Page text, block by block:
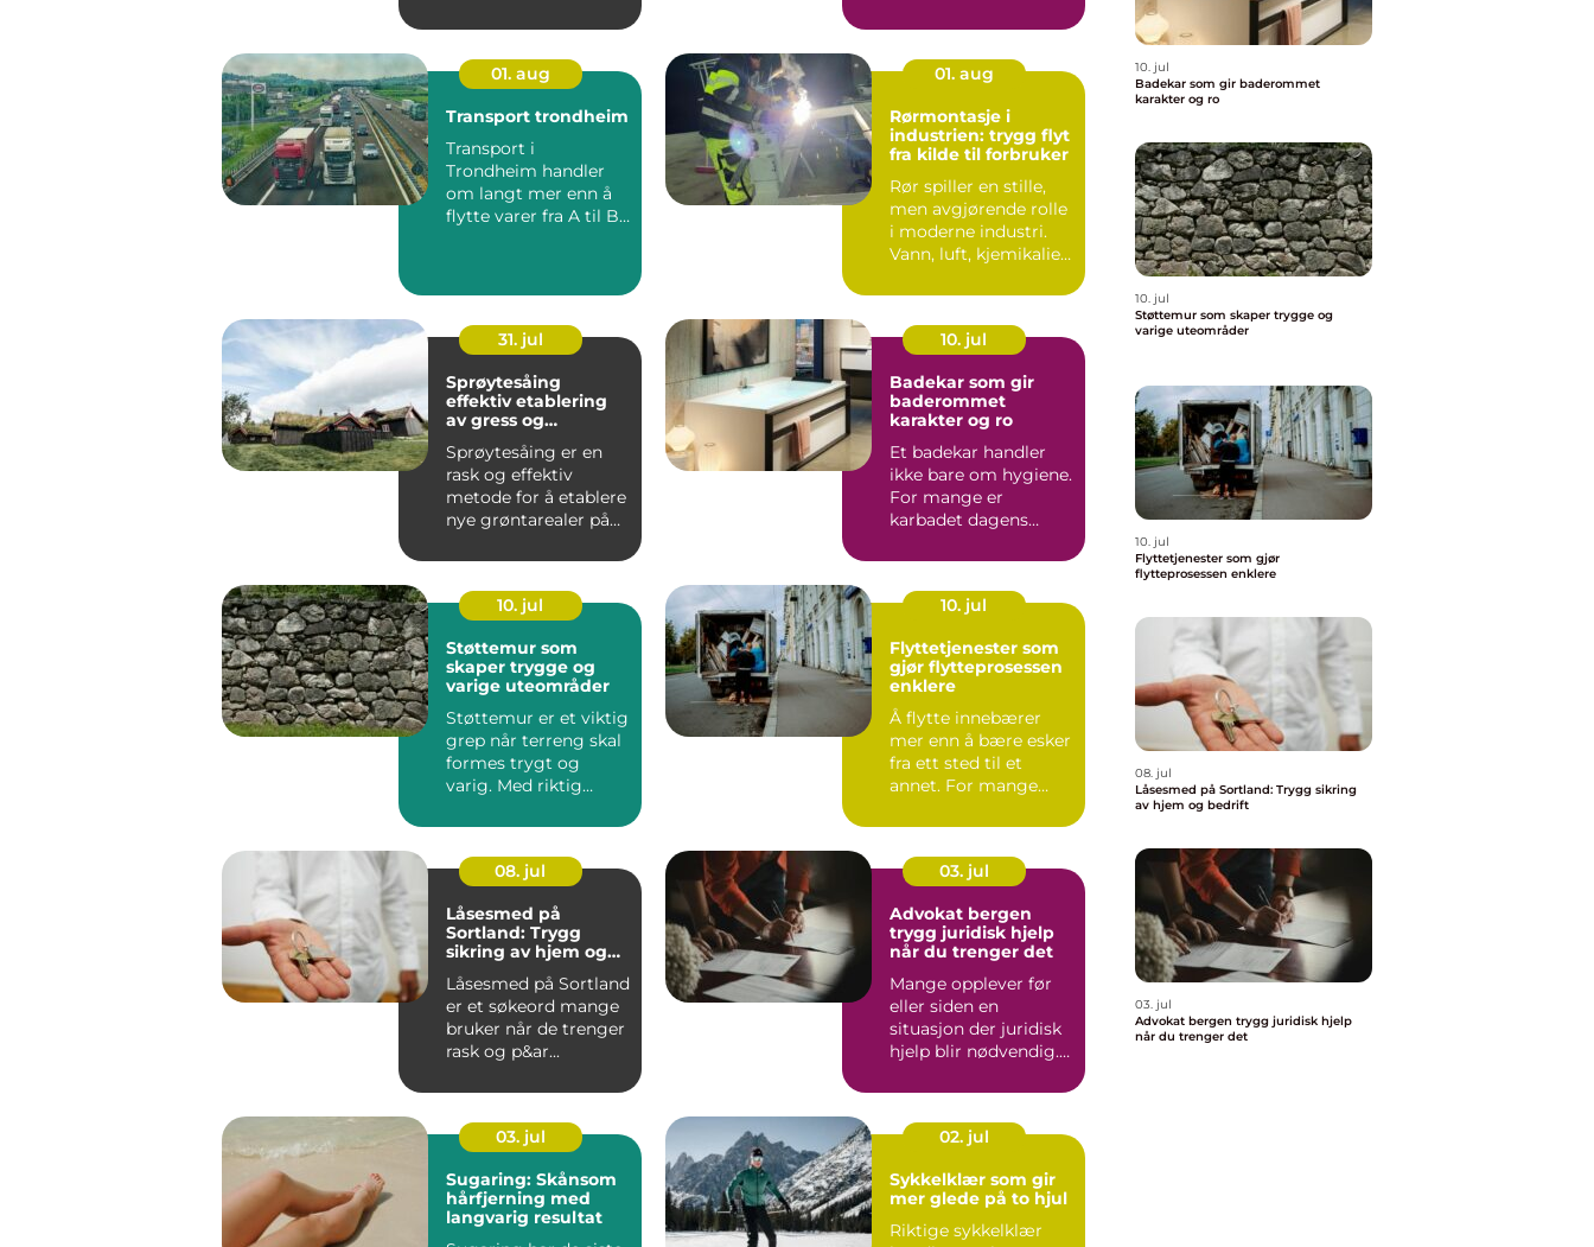
stikkontakt...
uttryk...
01. aug
Transport trondheim
Transport i
Trondheim handler
om langt mer enn å
flytte varer fra A til B.
01. aug
Rørmontasje i
industrien: trygg flyt
fra kilde til forbruker
Rør spiller en stille,
men avgjørende rolle
i moderne industri.
Vann, luft, kjemikalier,
31. jul
Sprøytesåing
effektiv etablering
av gress og
Sprøytesåing er en
rask og effektiv
metode for å etablere
nye grøntarealer på
10. jul
Badekar som gir
baderommet
karakter og ro
Et badekar handler
ikke bare om hygiene.
For mange er
karbadet dagens
sted for r...
10. jul
Støttemur som
skaper trygge og
varige uteområder
Støttemur er et viktig
grep når terreng skal
formes trygt og
varig. Med riktig
10. jul
Flyttetjenester som
gjør flytteprosessen
enklere
Å flytte innebærer
mer enn å bære esker
fra ett sted til et
annet. For mange
kombinere e...
08. jul
Låsesmed på
Sortland: Trygg
sikring av hjem og
Låsesmed på Sortland
er et søkeord mange
bruker når de trenger
rask og p&ar...
03. jul
Advokat bergen
trygg juridisk hjelp
når du trenger det
Mange opplever før
eller siden en
situasjon der juridisk
hjelp blir nødvendig.
hus...
03. jul
Sugaring: Skånsom
hårfjerning med
langvarig resultat
02. jul
Sykkelklær som gir
mer glede på to hjul
Riktige sykkelklær
10. jul
Badekar som gir baderommet
karakter og ro
10. jul
Støttemur som skaper trygge og
varige uteområder
10. jul
Flyttetjenester som gjør
flytteprosessen enklere
08. jul
Låsesmed på Sortland: Trygg sikring
av hjem og bedrift
03. jul
Advokat bergen trygg juridisk hjelp
når du trenger det